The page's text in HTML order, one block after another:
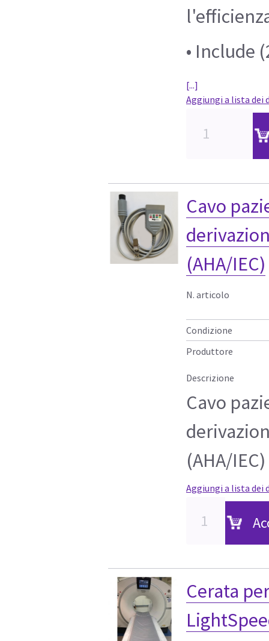
• Include
[...]
Aggiungi a lista dei
Cavo
(AHA/IEC)
N. articolo
Condizione
Produttore
Descrizione
Cavo
(AHA/IEC)
Aggiungi a lista dei
Cerata